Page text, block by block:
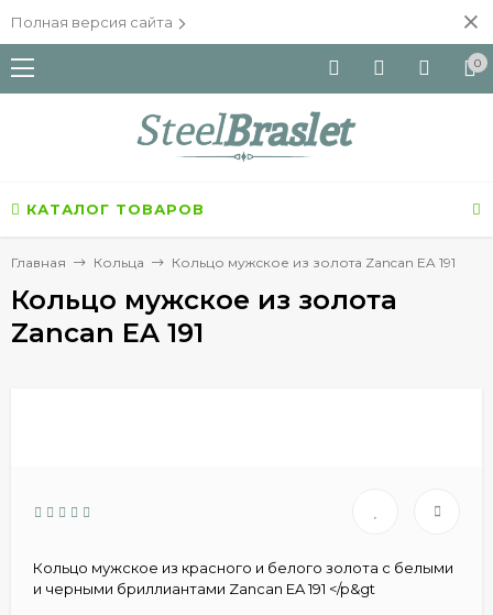
Полная версия сайта
0
КАТАЛОГ ТОВАРОВ
Главная Кольца Кольцо мужское из золота Zancan EA 191
Кольцо мужское из золота
Zancan EA 191
Кольцо мужское из красного и белого золота с белыми
и черными бриллиантами Zancan EA 191 </p&gt